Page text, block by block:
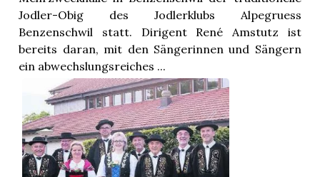
Jodler-Obig des Jodlerklubs Alpegruess
Benzenschwil statt. Dirigent René Amstutz ist
bereits daran, mit den Sängerinnen und Sängern
ein abwechslungsreiches ...